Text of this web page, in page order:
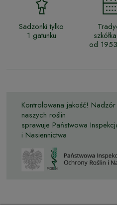
Sadzonki tylko
1 gatunku
od
Kontrolowana jakość!
naszych roślin
sprawuje Państwowa
i Nasiennictwa